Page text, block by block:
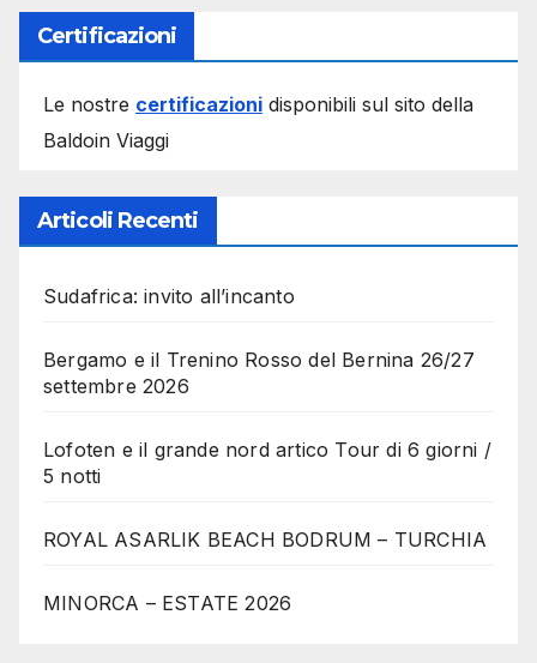
Certificazioni
Le nostre certificazioni disponibili sul sito della
Baldoin Viaggi
Articoli Recenti
Sudafrica: invito all’incanto
Bergamo e il Trenino Rosso del Bernina 26/27
settembre 2026
Lofoten e il grande nord artico Tour di 6 giorni /
5 notti
ROYAL ASARLIK BEACH BODRUM – TURCHIA
MINORCA – ESTATE 2026